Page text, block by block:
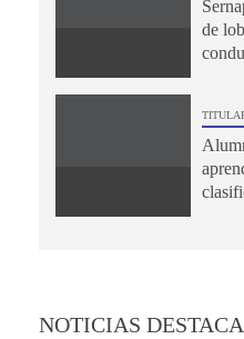
de
NOTICIAS